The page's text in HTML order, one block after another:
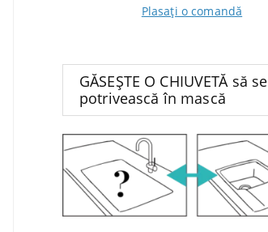
Plasați o comandă
GĂSEȘTE O CHIUVETĂ să se
potrivească în mască